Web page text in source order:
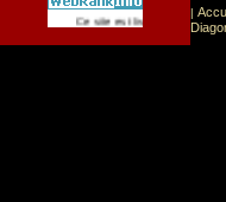
Ce site est list� dans la
|